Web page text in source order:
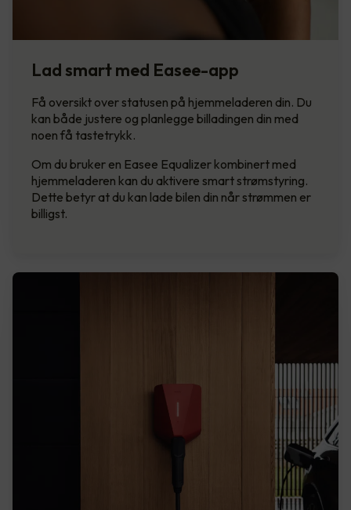
Lad smart med Easee-app
Få oversikt over statusen på hjemmeladeren din. Du
kan både justere og planlegge billadingen din med
noen få tastetrykk.
Om du bruker en Easee Equalizer kombinert med
hjemmeladeren kan du aktivere smart strømstyring.
Dette betyr at du kan lade bilen din når strømmen er
billigst.